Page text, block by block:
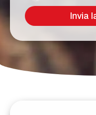
Invia